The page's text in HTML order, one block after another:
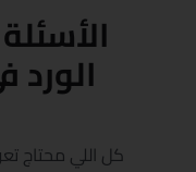
كل اللي محتاج
مرسى مطروح